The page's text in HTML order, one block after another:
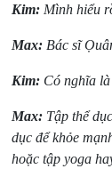
Kim: Mình hiểu
Max: Bác sĩ
Kim: Có nghĩa
Max: Tập thể
dục để khỏe
hoặc tập yoga